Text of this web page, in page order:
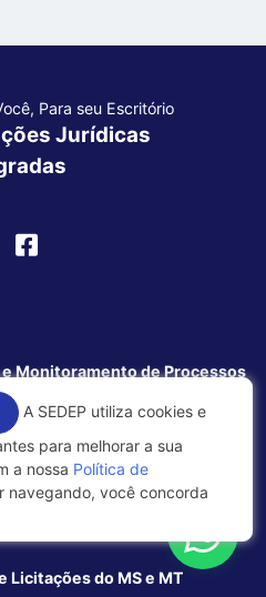
Para seu Escritório
Jurídicas
Monitoramento de Processos
ou empresas
Jornais Oficiais
Licitações do MS e MT
A SEDEP utiliza cookies e
para melhorar a sua
a nossa Política de
navegando, você concorda